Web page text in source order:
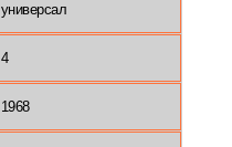
универсал
4
1968